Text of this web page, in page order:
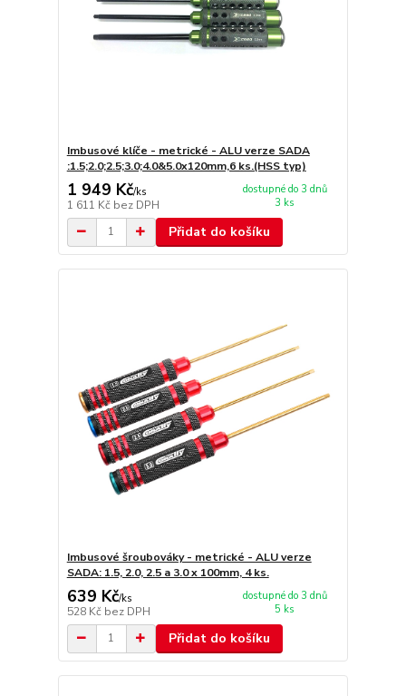
Imbusové klíče - metrické - ALU verze SADA
:1.5;2.0;2.5;3.0;4.0&5.0x120mm,6 ks.(HSS typ)
1 949 Kč/ks
1 611 Kč bez DPH
dostupné do 3 dnů
3 ks
Přidat do košíku
Imbusové šroubováky - metrické - ALU verze
SADA: 1.5, 2.0, 2.5 a 3.0 x 100mm, 4 ks.
639 Kč/ks
528 Kč bez DPH
dostupné do 3 dnů
5 ks
Přidat do košíku